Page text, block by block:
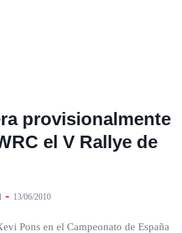
provisionalmente
el V Rallye de
13/06/2010
Pons en el Campeonato de España